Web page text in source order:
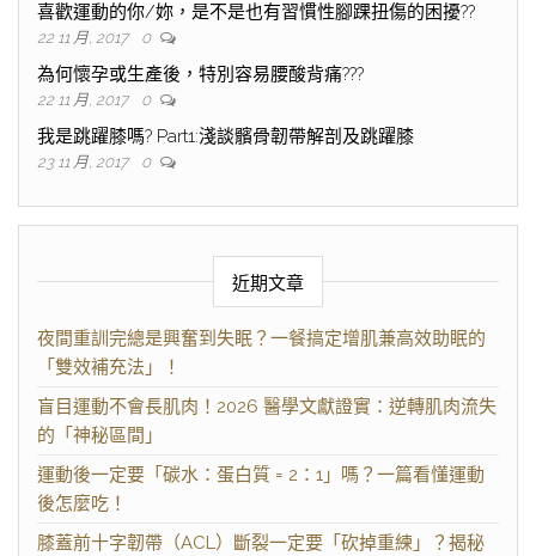
喜歡運動的你/妳，是不是也有習慣性腳踝扭傷的困擾??
22 11 月, 2017 0
為何懷孕或生產後，特別容易腰酸背痛???
22 11 月, 2017 0
我是跳躍膝嗎? Part1:淺談髕骨韌帶解剖及跳躍膝
23 11 月, 2017 0
近期文章
夜間重訓完總是興奮到失眠？一餐搞定增肌兼高效助眠的
「雙效補充法」！
盲目運動不會長肌肉！2026 醫學文獻證實：逆轉肌肉流失
的「神秘區間」
運動後一定要「碳水：蛋白質 = 2：1」嗎？一篇看懂運動
後怎麼吃！
膝蓋前十字韌帶（ACL）斷裂一定要「砍掉重練」？揭秘